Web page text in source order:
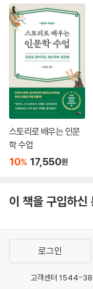
나 정치적 성향에 매달
--- p.117
고대 그리스의 아테네,
우리 시대의 실리콘밸
니다. 이들의 특징은
을 만나 다른 생각과 마
양한 만남이 중요한 이
--- p.181
제노포비아와 필로제니
한 호의가 순식간에 적
임없이 만나며 호의와
에리히 프롬은 나의 영
고 충고합니다. 그는
전하는 제언은 민주주
이다.
잃어버린 삶의 의미를
가장 풍요롭지만 가장
이 책에서 집중하는 또
보다 경제적으로 풍요
사람이 많아진 것은 “자
링이 무너졌기 때문”이
가야 할지 방향을 제시
카를 융의 제언과, 삶의
4장에서는 우리 시대
방법을 다룬다. 많은 철
을 가지고 있으며 자신
스토리로 배우는 인문
학 수업
10% 17,550원
이 책을 구입하신
로그인
고객센터 1544-